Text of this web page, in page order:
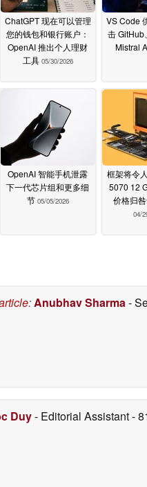
ChatGPT 现在可以管理
您的钱包和银行账户：
OpenAI 推出个人理财
工具 05/30/2026
VS Code
击 GitHub
Mistral
OpenAI 智能手机泄露
下一代芯片组和更多细
节 05/05/2026
框架将令
5070 12
价格归
04/
:Anubhav Sharma-
Duy- Editorial Assistant-